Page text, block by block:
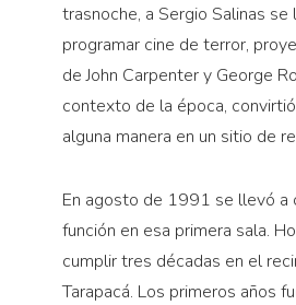
trasnoche, a Sergio Salinas se
programar cine de terror,
de John Carpenter y George
contexto de la época,
alguna manera en un sitio de
En agosto de 1991 se llevó a
función en esa primera sala.
cumplir tres décadas en el
Tarapacá. Los primeros años